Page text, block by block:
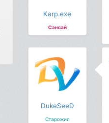
Karp.exe
Сэнсэй
DukeSeeD
Старожил